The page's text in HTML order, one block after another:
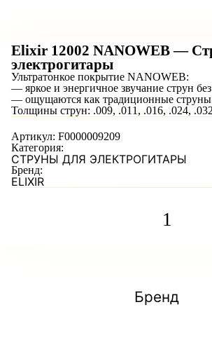
Elixir 12002 NANOWEB —
электрогитары
Ультратонкое покрытие NANOWEB:
— яркое и энергичное звучание струн
— ощущаются как традиционные
Толщины струн: .009, .011, .016, .024,
Артикул: F0000009209
Категория:
СТРУНЫ ДЛЯ ЭЛЕКТРОГИТАРЫ
Бренд:
ELIXIR
Бренд